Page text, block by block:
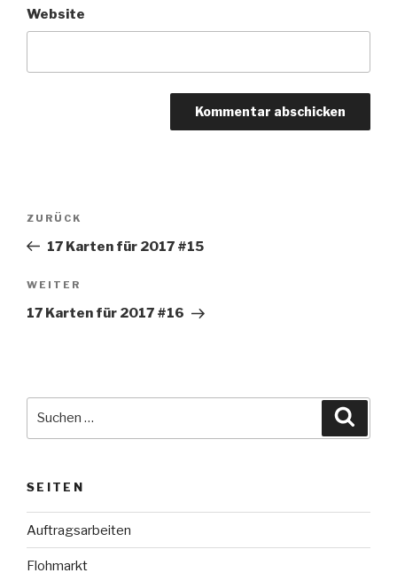
Website
Beitragsnavigation
Vorheriger
Beitrag
ZURÜCK
17 Karten für 2017 #15
Nächster
Beitrag
WEITER
17 Karten für 2017 #16
SEITEN
Auftragsarbeiten
Flohmarkt